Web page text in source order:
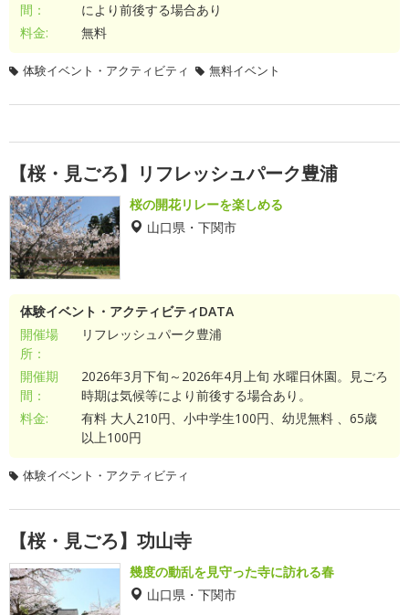
間：
により前後する場合あり
料金:
無料
体験イベント・アクティビティ 無料イベント
【桜・見ごろ】リフレッシュパーク豊浦
桜の開花リレーを楽しめる
山口県・下関市
体験イベント・アクティビティDATA
開催場
所：
リフレッシュパーク豊浦
開催期
間：
2026年3月下旬～2026年4月上旬 水曜日休園。見ごろ
時期は気候等により前後する場合あり。
料金:
有料 大人210円、小中学生100円、幼児無料 、65歳
以上100円
体験イベント・アクティビティ
【桜・見ごろ】功山寺
幾度の動乱を見守った寺に訪れる春
山口県・下関市